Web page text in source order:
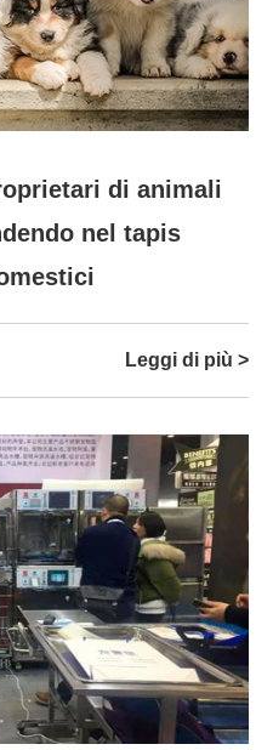
di animali
nel tapis
Leggi di più >